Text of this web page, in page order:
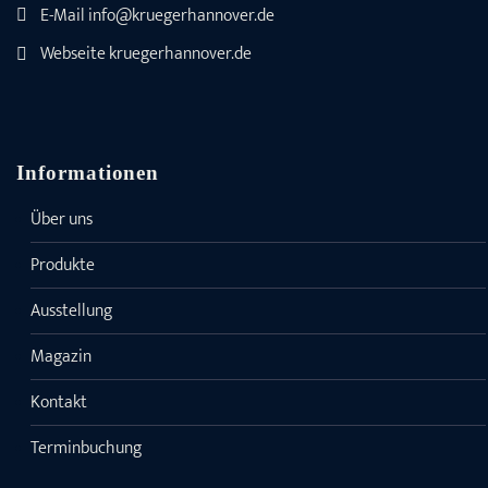
E-Mailinfo@kruegerhannover.de
Webseitekruegerhannover.de
Informationen
Über uns
Produkte
Ausstellung
Magazin
Kontakt
Terminbuchung